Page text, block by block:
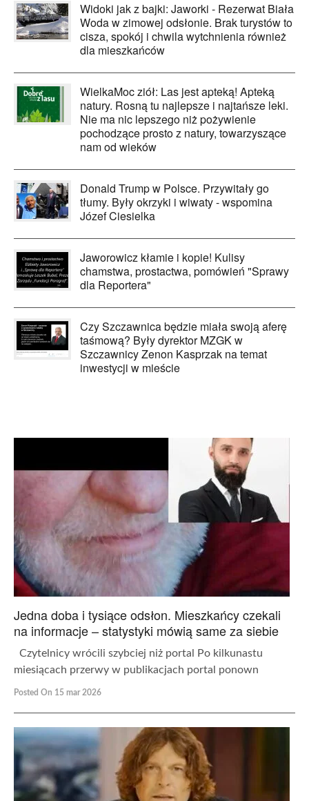
Widoki jak z bajki: Jaworki - Rezerwat Biała
Woda w zimowej odsłonie. Brak turystów to
cisza, spokój i chwila wytchnienia również
dla mieszkańców
WielkaMoc ziół: Las jest apteką! Apteką
natury. Rosną tu najlepsze i najtańsze leki.
Nie ma nic lepszego niż pożywienie
pochodzące prosto z natury, towarzyszące
nam od wieków
Donald Trump w Polsce. Przywitały go
tłumy. Były okrzyki i wiwaty - wspomina
Józef Ciesielka
Jaworowicz kłamie i kopie! Kulisy
chamstwa, prostactwa, pomówień "Sprawy
dla Reportera"
Czy Szczawnica będzie miała swoją aferę
taśmową? Były dyrektor MZGK w
Szczawnicy Zenon Kasprzak na temat
inwestycji w mieście
Jedna doba i tysiące odsłon. Mieszkańcy czekali
na informacje – statystyki mówią same za siebie
Czytelnicy wrócili szybciej niż portal Po kilkunastu
miesiącach przerwy w publikacjach portal ponown
Posted On 15 mar 2026